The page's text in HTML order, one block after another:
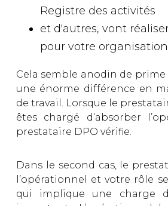
Registre des activités
et d'autres, vont
pour votre organisation
Cela semble anodin de prime
une énorme différence en
de travail. Lorsque le
êtes chargé d’absorber
prestataire DPO vérifie.
Dans le second cas, le
l’opérationnel et votre rôle
qui implique une charge